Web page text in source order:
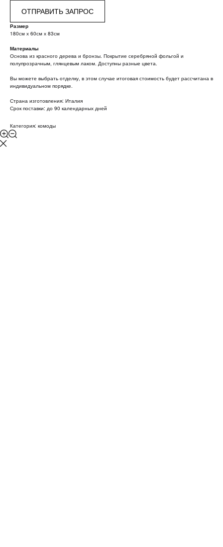
ОТПРАВИТЬ ЗАПРОС
Размер
180см х 60см х 83см
Материалы
Основа из красного дерева и бронзы. Покрытие серебряной фольгой и
полупрозрачным, глянцевым лаком. Доступны разные цвета.
Вы можете выбрать отделку, в этом случае итоговая стоимость будет рассчитана в
индивидуальном порядке.
Страна изготовления: Италия
Срок поставки: до 90 календарных дней
Категория: комоды